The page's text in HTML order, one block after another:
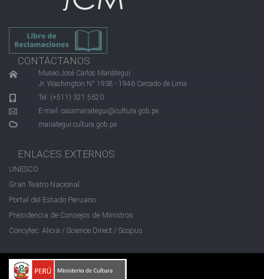
CONTÁCTANOS
Museo José Carlos Mariátegui
Jr. Washington N° 1938 - 1946 Cercado de Lima
Tel. (+511) 321 5620
E-mail: casamariategui@cultura.gob.pe
mariategui.cultura.gob.pe
ENLACES EXTERNOS
UNESCO
Gran Teatro Nacional
Portal del Estado Peruano
Presidencia de Consejos de Ministros
Concytec: Alicia / Science Direct / Scopus